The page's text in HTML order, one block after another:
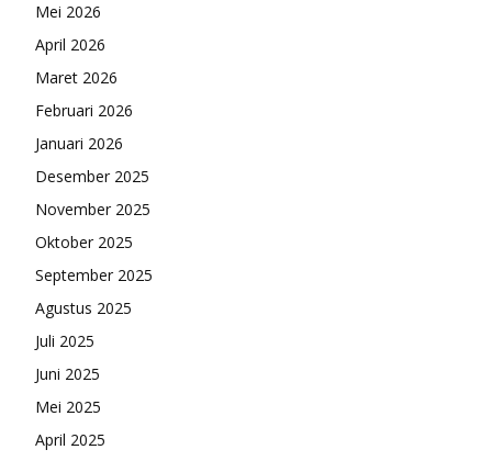
Mei 2026
April 2026
Maret 2026
Februari 2026
Januari 2026
Desember 2025
November 2025
Oktober 2025
September 2025
Agustus 2025
Juli 2025
Juni 2025
Mei 2025
April 2025